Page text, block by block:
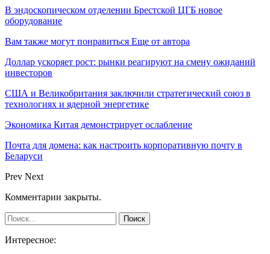
В эндоскопическом отделении Брестской ЦГБ новое
оборудование
Вам также могут понравиться Еще от автора
Доллар ускоряет рост: рынки реагируют на смену ожиданий
инвесторов
США и Великобритания заключили стратегический союз в
технологиях и ядерной энергетике
Экономика Китая демонстрирует ослабление
Почта для домена: как настроить корпоративную почту в
Беларуси
Prev Next
Комментарии закрыты.
Интересное: